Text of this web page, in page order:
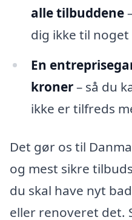
alle tilbuddene
dig ikke til
En
kroner– så du
ikke er tilfreds
Det gør os til
og mest sikre
du skal have nyt
eller renoveret det.